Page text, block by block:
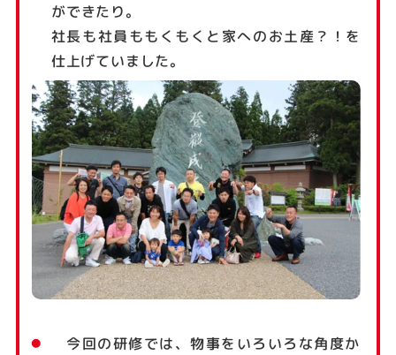
ができたり。
社長も社員ももくもくと家へのお土産？！を
仕上げていました。
今回の研修では、物事をいろいろな角度か